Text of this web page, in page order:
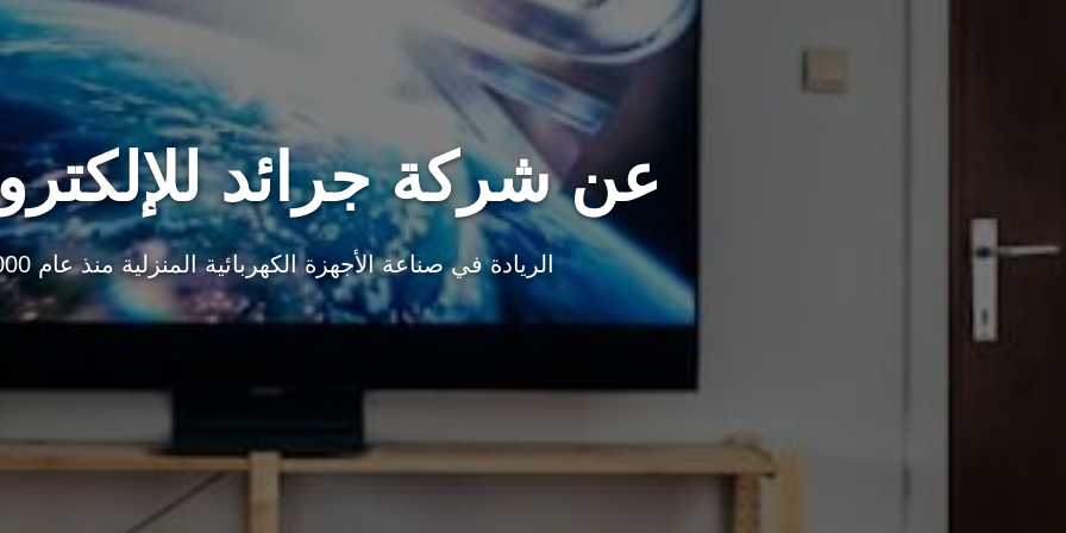
عن شركة جرائد
الريادة في صناعة الأجهزة الكهربائية المنزلية منذ عام 2000